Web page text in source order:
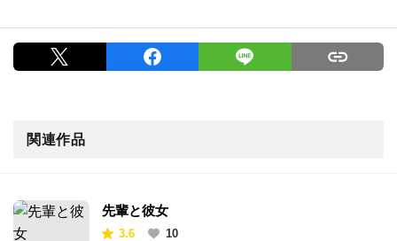
関連作品
先輩と彼女
3.6
10